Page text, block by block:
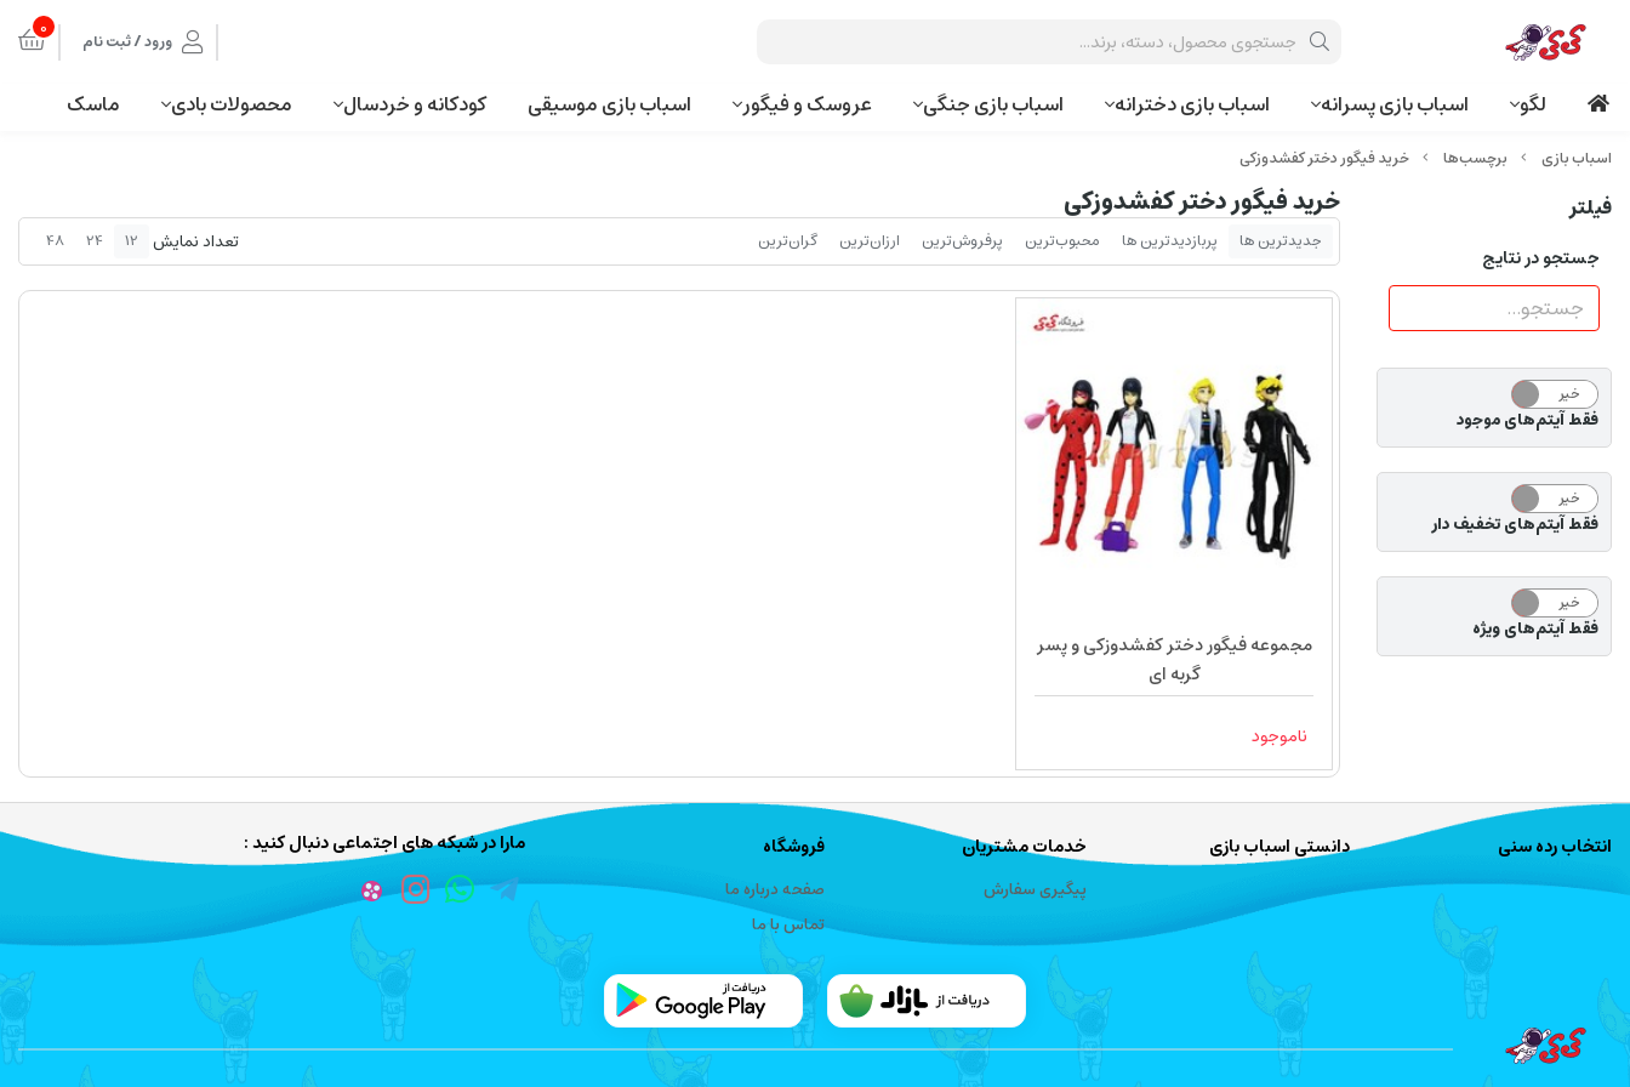
ورود / ثبت نام 0
لگو اسباب بازی پسرانه اسباب بازی دخترانه اسباب بازی جنگی عروسک و فیگور اسباب بازی موسیقی کودکانه و خردسال محصولات بادی ماسک
برچسب‌ها خرید فیگور دختر کفشدوزکی
فیلتر
جستجو در نتایج
خیر
فقط آیتم‌های موجود
خیر
فقط آیتم‌های تخفیف دار
خیر
فقط آیتم‌های ویژه
خرید فیگور دختر کفشدوزکی
جدیدترین ها پربازدیدترین ها محبوب‌‌ترین پرفروش‌ترین ارزان‌ترین گران‌ترین تعداد نمایش 12
24
48
مجموعه فیگور دختر کفشدوزکی و پسر
گربه ای
ناموجود
انتخاب رده سنی دانستی اسباب بازی خدمات مشتریان
پیگیری سفارش
فروشگاه
صفحه درباره ما
تماس با ما
مارا در شبکه های اجتماعی دنبال کنید :